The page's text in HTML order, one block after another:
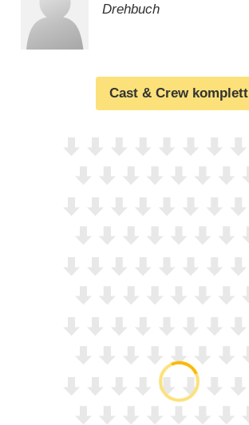
Drehbuch
Cast & Crew komplett